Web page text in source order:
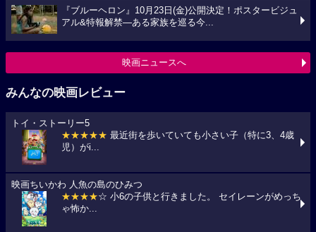
『ブルーヘロン』10月23日(金)公開決定！ポスタービジュ
アル&特報解禁―ある家族を巡る今...
映画ニュースへ
みんなの映画レビュー
トイ・ストーリー5
★★★★★ 最近街を歩いていても小さい子（特に3、4歳
児）がi...
映画ちいかわ 人魚の島のひみつ
★★★★☆ 小6の子供と行きました。 セイレーンがめっち
ゃ怖か...